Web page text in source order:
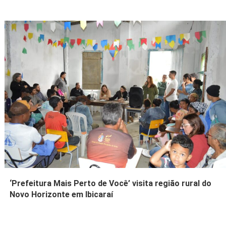
‘Prefeitura Mais Perto de Você’ visita região rural do
Novo Horizonte em Ibicaraí